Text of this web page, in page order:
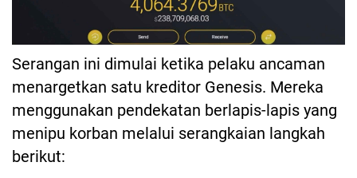
Serangan ini dimulai ketika pelaku ancaman
menargetkan satu kreditor Genesis. Mereka
menggunakan pendekatan berlapis-lapis yang
menipu korban melalui serangkaian langkah
berikut: